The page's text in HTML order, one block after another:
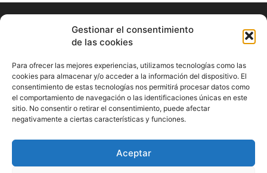
Gestionar el consentimiento
de las cookies
Para ofrecer las mejores experiencias, utilizamos tecnologías como las
cookies para almacenar y/o acceder a la información del dispositivo. El
consentimiento de estas tecnologías nos permitirá procesar datos como
el comportamiento de navegación o las identificaciones únicas en este
sitio. No consentir o retirar el consentimiento, puede afectar
negativamente a ciertas características y funciones.
Aceptar
ABOUT US
Información Cultural de Málaga y otros de interés general
Contact us:musicamalaga55@gmail.com